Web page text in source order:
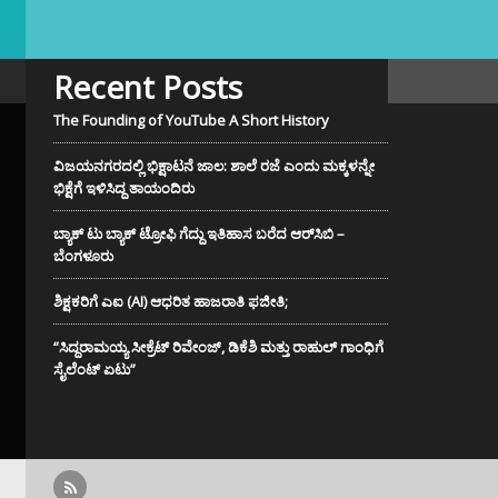
Recent Posts
The Founding of YouTube A Short History
ವಿಜಯನಗರದಲ್ಲಿ ಭಿಕ್ಷಾಟನೆ ಜಾಲ: ಶಾಲೆ ರಜೆ ಎಂದು ಮಕ್ಕಳನ್ನೇ
ಭಿಕ್ಷೆಗೆ ಇಳಿಸಿದ್ದ ತಾಯಂದಿರು
ಬ್ಯಾಕ್ ಟು ಬ್ಯಾಕ್ ಟ್ರೋಫಿ ಗೆದ್ದು ಇತಿಹಾಸ ಬರೆದ ಆರ್‌ಸಿಬಿ –
ಬೆಂಗಳೂರು
ಶಿಕ್ಷಕರಿಗೆ ಎಐ (AI) ಆಧರಿತ ಹಾಜರಾತಿ ಫಜೀತಿ;
“ಸಿದ್ದರಾಮಯ್ಯ ಸೀಕ್ರೆಟ್ ರಿವೇಂಜ್‌, ಡಿಕೆಶಿ ಮತ್ತು ರಾಹುಲ್‌ ಗಾಂಧಿಗೆ
ಸೈಲೆಂಟ್ ಏಟು”